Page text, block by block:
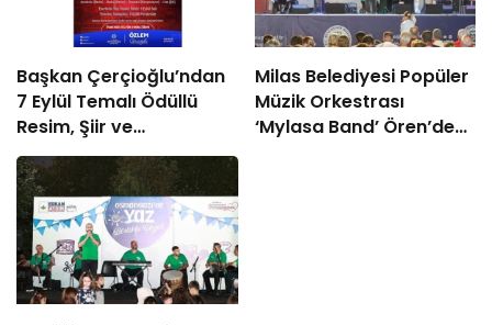
Başkan Çerçioğlu’ndan
7 Eylül Temalı Ödüllü
Resim, Şiir ve
Kompozisyon Yarışması
Milas Belediyesi Popüler
Müzik Orkestrası
‘Mylasa Band’ Ören’de